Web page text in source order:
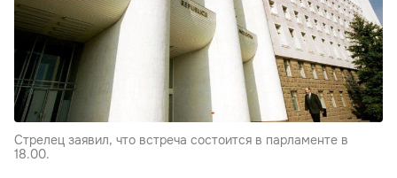
Стрелец заявил, что встреча состоится в парламенте в
18.00.